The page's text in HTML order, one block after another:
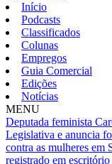
Início
Podcasts
Classificados
Colunas
Empregos
Guia Comercial
Edições
Notícias
MENU
Deputada feminista
Legislativa e anuncia
contra as mulheres em
registrado em escritório